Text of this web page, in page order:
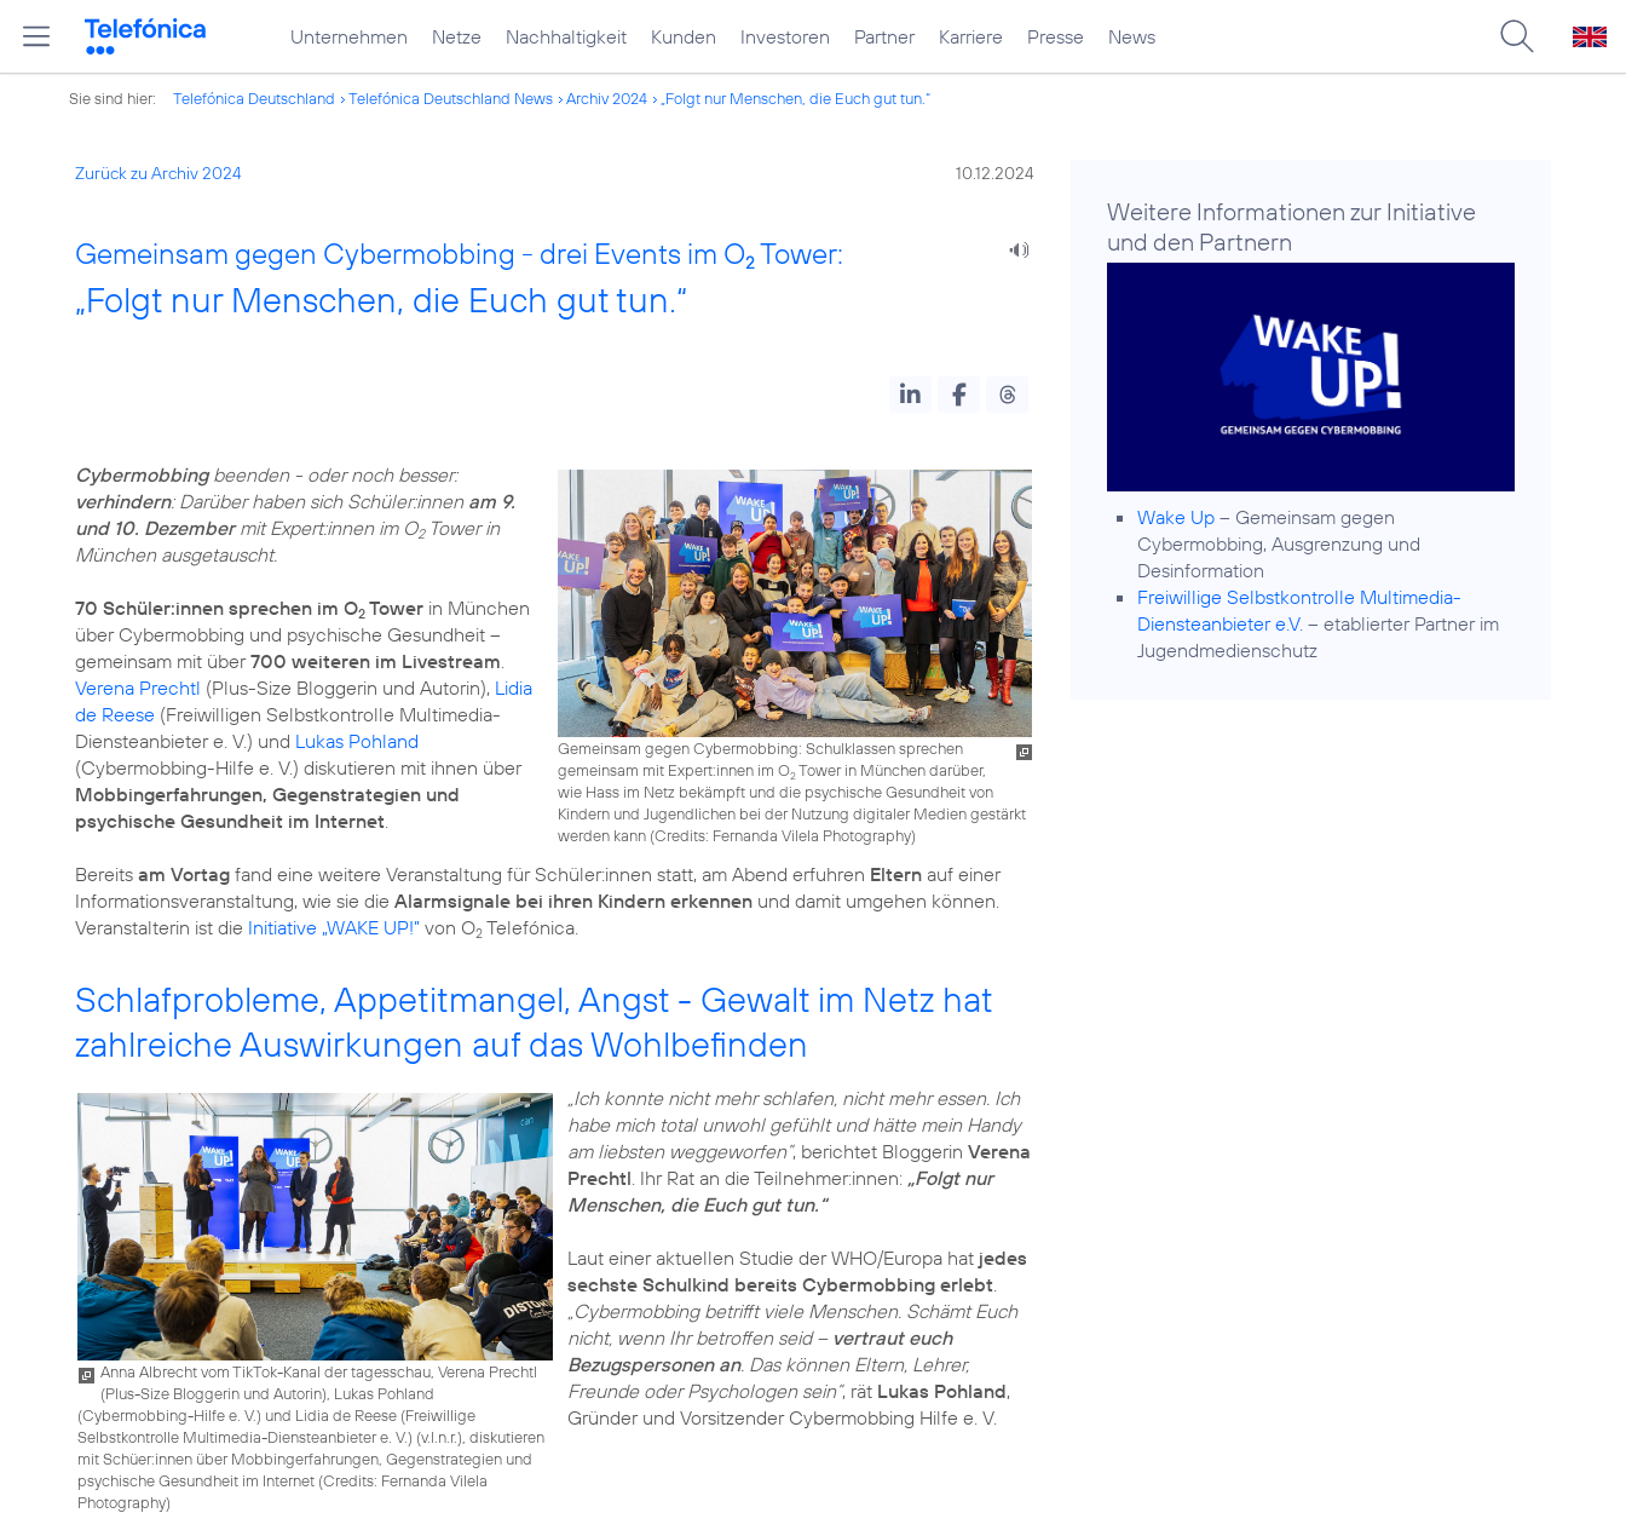
Unternehmen Netze Nachhaltigkeit Kunden Investoren Partner Karriere Presse News
Sie sind hier: Telefónica Deutschland Telefónica Deutschland News Archiv 2024 „Folgt nur Menschen, die Euch gut tun.“
Zurück zu Archiv 2024 10.12.2024
Gemeinsam gegen Cybermobbing - drei Events im O2 Tower:
„Folgt nur Menschen, die Euch gut tun.“
Gemeinsam gegen Cybermobbing: Schulklassen sprechen
gemeinsam mit Expert:innen im O2Tower in München darüber,
wie Hass im Netz bekämpft und die psychische Gesundheit von
Kindern und Jugendlichen bei der Nutzung digitaler Medien gestärkt
werden kann (Credits: Fernanda Vilela Photography)
Cybermobbingbeenden - oder noch besser:
verhindern: Darüber haben sich Schüler:innen am 9.
und 10. Dezembermit Expert:innen im O2Tower in
München ausgetauscht.
70 Schüler:innen sprechen im O2 Tower in München
über Cybermobbing und psychische Gesundheit –
gemeinsam mit über700 weiteren im Livestream.
Verena Prechtl (Plus-Size Bloggerin und Autorin), Lidia
de Reese (Freiwilligen Selbstkontrolle Multimedia-
Diensteanbieter e. V.) und Lukas Pohland
(Cybermobbing-Hilfe e. V.) diskutieren mit ihnen über
Mobbingerfahrungen, Gegenstrategien und
psychische Gesundheit im Internet.
Bereits am Vortag fand eine weitere Veranstaltung für Schüler:innen statt, am Abend erfuhren Eltern auf einer
Informationsveranstaltung, wie sie die Alarmsignale bei ihren Kindern erkennen und damit umgehen können.
Veranstalterin ist die Initiative „WAKE UP!” von O2 Telefónica.
Schlafprobleme, Appetitmangel, Angst - Gewalt im Netz hat
zahlreiche Auswirkungen auf das Wohlbefinden
Anna Albrecht vom TikTok-Kanal der tagesschau, Verena Prechtl
(Plus-Size Bloggerin und Autorin), Lukas Pohland
(Cybermobbing-Hilfe e. V.) und Lidia de Reese (Freiwillige
Selbstkontrolle Multimedia-Diensteanbieter e. V.) (v.l.n.r.), diskutieren
mit Schüer:innen über Mobbingerfahrungen, Gegenstrategien und
psychische Gesundheit im Internet (Credits: Fernanda Vilela
Photography)
„Ich konnte nicht mehr schlafen, nicht mehr essen. Ich
habe mich total unwohl gefühlt und hätte mein Handy
am liebsten weggeworfen”, berichtet Bloggerin Verena
Prechtl. Ihr Rat an die Teilnehmer:innen: „Folgt nur
Menschen, die Euch gut tun.“
Laut einer aktuellen Studie der WHO/Europa hat jedes
sechste Schulkind bereits Cybermobbing erlebt.
„Cybermobbing betrifft viele Menschen. Schämt Euch
nicht, wenn Ihr betroffen seid – vertraut euch
Bezugspersonen an. Das können Eltern, Lehrer,
Freunde oder Psychologen sein”, rät Lukas Pohland,
Gründer und Vorsitzender Cybermobbing Hilfe e. V.
Weitere Informationen zur Initiative
und den Partnern
Wake Up – Gemeinsam gegen
Cybermobbing, Ausgrenzung und
Desinformation
Freiwillige Selbstkontrolle Multimedia-
Diensteanbieter e.V. – etablierter Partner im
Jugendmedienschutz